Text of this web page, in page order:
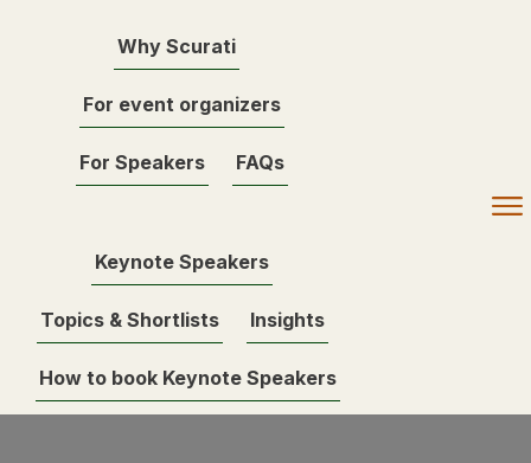
Why Scurati
For event organizers
For Speakers FAQs
Keynote Speakers
Topics & Shortlists Insights
How to book Keynote Speakers